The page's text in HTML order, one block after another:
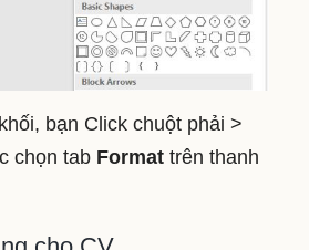
bạn Click chuột phải >
chọn tab Format trên thanh